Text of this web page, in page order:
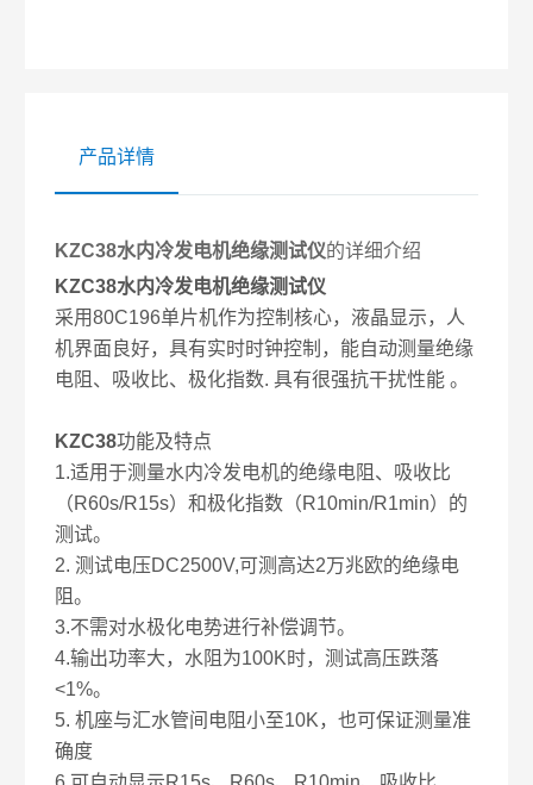
产品详情
KZC38水内冷发电机绝缘测试仪的详细介绍
KZC38水内冷发电机绝缘测试仪
采用80C196单片机作为控制核心，液晶显示，人
机界面良好，具有实时时钟控制，能自动测量绝缘
电阻、吸收比、极化指数. 具有很强抗干扰性能 。
KZC38功能及特点
1.适用于测量水内冷发电机的绝缘电阻、吸收比
（R60s/R15s）和极化指数（R10min/R1min）的
测试。
2. 测试电压DC2500V,可测高达2万兆欧的绝缘电
阻。
3.不需对水极化电势进行补偿调节。
4.输出功率大，水阻为100K时，测试高压跌落
<1%。
5. 机座与汇水管间电阻小至10K，也可保证测量准
确度